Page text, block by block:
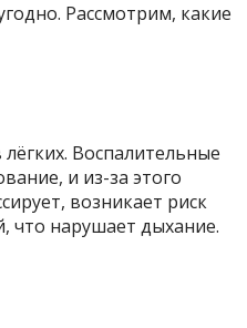
Рассмотрим, какие
Воспалительные
и из-за этого
возникает риск
что нарушает дыхание.